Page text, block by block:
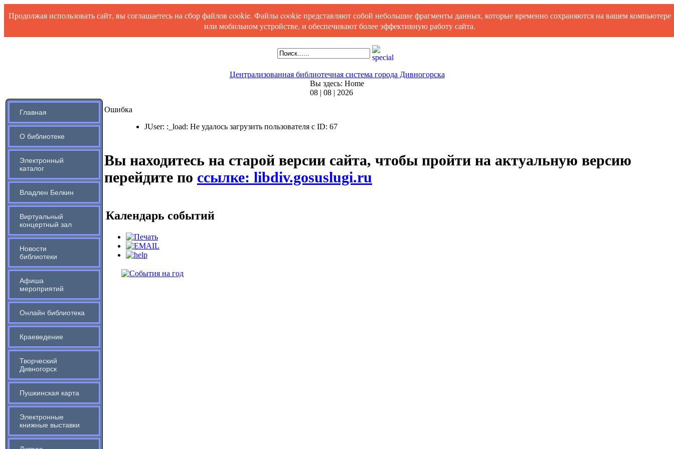
Продолжая использовать сайт, вы соглашаетесь на сбор файлов cookie. Файлы cookie представляют собой небольшие фрагменты данных, которые временно сохраняются на вашем компьютере
или мобильном устройстве, и обеспечивают более эффективную работу сайта.
Централизованная библиотечная система города Дивногорска
Вы здесь: Home
08 | 08 | 2026
Главная
О библиотеке
Электронный
каталог
Владлен Белкин
Виртуальный
концертный зал
Новости
библиотеки
Афиша
мероприятий
Онлайн библиотека
Краеведение
Творческий
Дивногорск
Пушкинская карта
Электронные
книжные выставки
Ошибка
JUser: :_load: Не удалось загрузить пользователя с ID: 67
Вы находитесь на старой версии сайта, чтобы пройти на актуальную версию
перейдите по ссылке: libdiv.gosuslugi.ru
Календарь событий